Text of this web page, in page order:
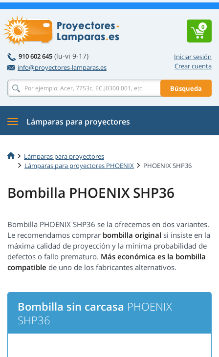
Iniciar sesión
Crear cuenta
910 602 645 (lu-vi 9-17)
info@proyectores-lamparas.es
Búsqueda
0
Lámparas para proyectores
Lámparas para proyectores
Lámparas para proyectores PHOENIX
PHOENIX SHP36
Bombilla PHOENIX SHP36
Bombilla PHOENIX SHP36 se la ofrecemos en dos variantes.
Le recomendamos comprar bombilla original si insiste en la
máxima calidad de proyección y la mínima probabilidad de
defectos o fallo prematuro. Más económica es la bombilla
compatible de uno de los fabricantes alternativos.
Bombilla sin carcasa PHOENIX
SHP36